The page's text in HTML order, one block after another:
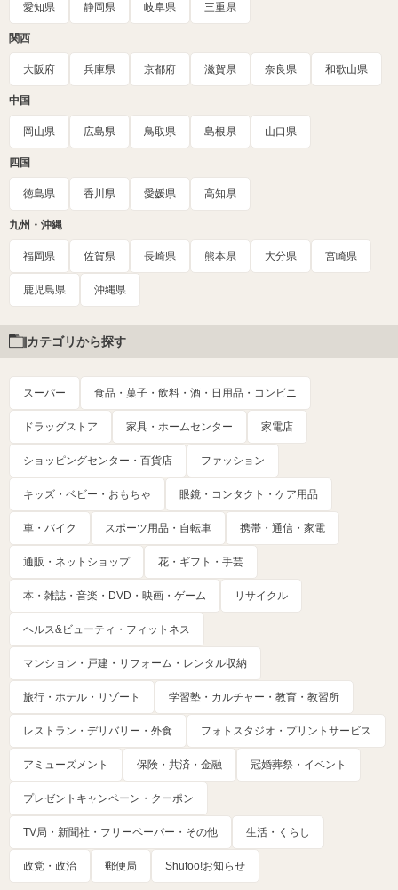
愛知県 静岡県 岐阜県 三重県
関西
大阪府 兵庫県 京都府 滋賀県 奈良県 和歌山県
中国
岡山県 広島県 鳥取県 島根県 山口県
四国
徳島県 香川県 愛媛県 高知県
九州・沖縄
福岡県 佐賀県 長崎県 熊本県 大分県 宮崎県
鹿児島県 沖縄県
カテゴリから探す
スーパー 食品・菓子・飲料・酒・日用品・コンビニ
ドラッグストア 家具・ホームセンター 家電店
ショッピングセンター・百貨店 ファッション
キッズ・ベビー・おもちゃ 眼鏡・コンタクト・ケア用品
車・バイク スポーツ用品・自転車 携帯・通信・家電
通販・ネットショップ 花・ギフト・手芸
本・雑誌・音楽・DVD・映画・ゲーム リサイクル
ヘルス&ビューティ・フィットネス
マンション・戸建・リフォーム・レンタル収納
旅行・ホテル・リゾート 学習塾・カルチャー・教育・教習所
レストラン・デリバリー・外食 フォトスタジオ・プリントサービス
アミューズメント 保険・共済・金融 冠婚葬祭・イベント
プレゼントキャンペーン・クーポン
TV局・新聞社・フリーペーパー・その他 生活・くらし
政党・政治 郵便局 Shufoo!お知らせ